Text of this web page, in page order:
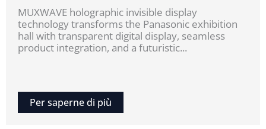
MUXWAVE holographic invisible display
technology transforms the Panasonic exhibition
hall with transparent digital display, seamless
product integration, and a futuristic...
Per saperne di più